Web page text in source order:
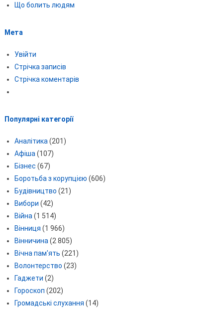
Що болить людям
Мета
Увійти
Стрічка записів
Стрічка коментарів
Популярні категорії
Аналітика (201)
Афіша (107)
Бізнес (67)
Боротьба з корупцією (606)
Будівництво (21)
Вибори (42)
Війна (1 514)
Вінниця (1 966)
Вінничина (2 805)
Вічна пам'ять (221)
Волонтерство (23)
Гаджети (2)
Гороскоп (202)
Громадські слухання (14)